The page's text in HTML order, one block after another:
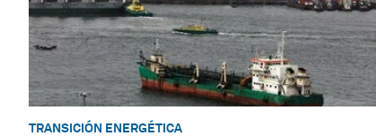
TRANSICIÓN ENERGÉTICA